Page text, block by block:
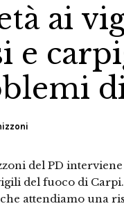
ai
e
del PD
del fuoco di
attendiamo una